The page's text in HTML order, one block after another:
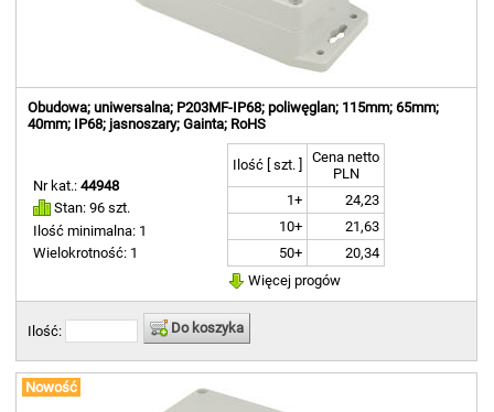
Obudowa; uniwersalna; P203MF-IP68; poliwęglan; 115mm; 65mm;
40mm; IP68; jasnoszary; Gainta; RoHS
Nr kat.:44948
Stan: 96 szt.
Ilość minimalna: 1
Wielokrotność: 1
Ilość [ szt. ]
Cena netto
PLN
1+
24,23
10+
21,63
50+
20,34
Więcej progów
Ilość: Do koszyka
Nowość